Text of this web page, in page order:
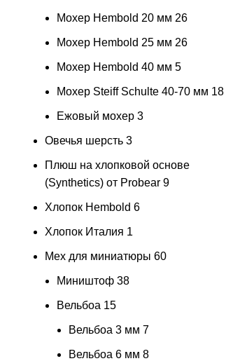
Мохер Hembold 20 мм 26
Мохер Hembold 25 мм 26
Мохер Hembold 40 мм 5
Мохер Steiff Schulte 40-70 мм 18
Ежовый мохер 3
Овечья шерсть 3
Плюш на хлопковой основе
(Synthetics) от Probear 9
Хлопок Hembold 6
Хлопок Италия 1
Мех для миниатюры 60
Миништоф 38
Вельбоа 15
Вельбоа 3 мм 7
Вельбоа 6 мм 8